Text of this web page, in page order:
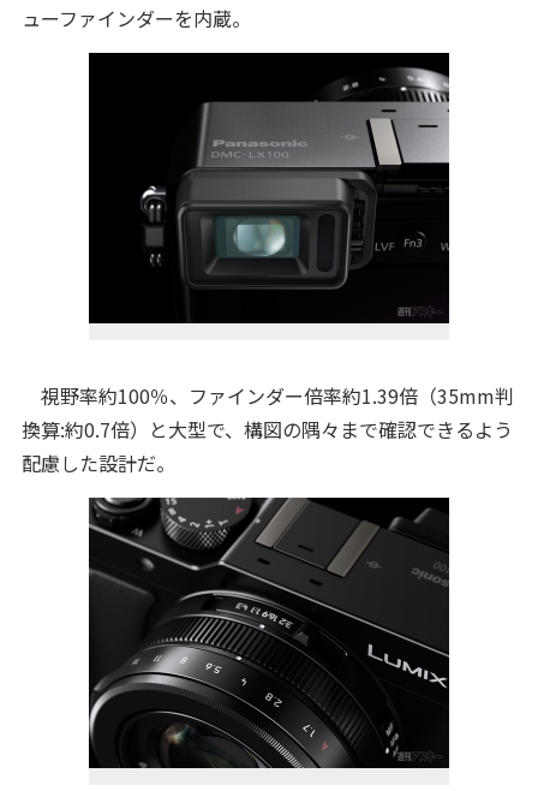
ューファインダーを内蔵。
視野率約100％、ファインダー倍率約1.39倍（35mm判
換算:約0.7倍）と大型で、構図の隅々まで確認できるよう
配慮した設計だ。